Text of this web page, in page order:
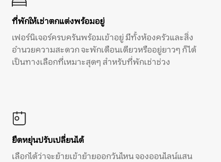
ที่พักให้เช่าตกแต่งพร้อมอยู่
เฟอร์นิเจอร์ครบครันพร้อมเข้าอยู่ มีทั้งห้องครัวและสิ่ง
อำนวยความสะดวก จะพักเดือนเดียวหรืออยู่ยาวๆ ก็ได้
เป็นทางเลือกที่เหมาะสุดๆ สำหรับที่พักเช่าช่วง
ยืดหยุ่นปรับเปลี่ยนได้
เลือกได้ว่าจะย้ายเข้าย้ายออกวันไหน จองออนไลน์แสน